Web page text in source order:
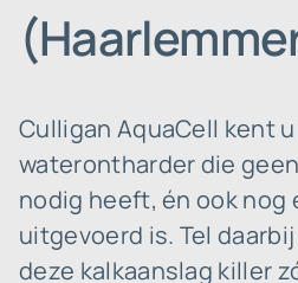
Culligan AquaCell kent
waterontharder die
nodig heeft, én ook nog
uitgevoerd is. Tel
deze kalkaanslag killer